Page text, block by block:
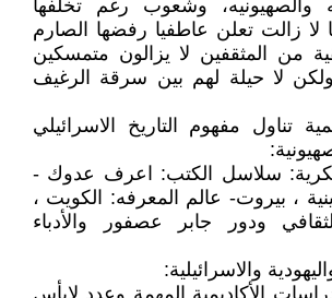
والصهيونيه، وشعوب رغم تخلفها
لا زالت تعلن عاطفيا رفضها الصارم
من المثقفين لا يزالون متمسكين
لا حيلة لهم بين سرقة الرغيف
تناول مفهوم التاريخ الاسرائيلي
سلاسل الكتب: اعرف عدوك -
، بيروت- عالم المعرفه: الكويت ،
ودور جابر عصفور والأدباء
والاسرائيلية: